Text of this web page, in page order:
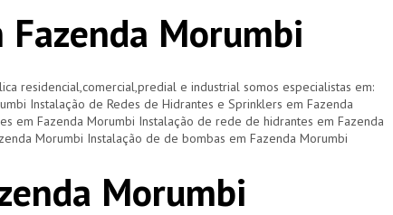
Morumbi
residencial,comercial,predial e industrial somos especialistas em:
Instalação de Redes de Hidrantes e Sprinklers em Fazenda
em Fazenda Morumbi Instalação de rede de hidrantes em Fazenda
Morumbi Instalação de de bombas em Fazenda Morumbi
Morumbi